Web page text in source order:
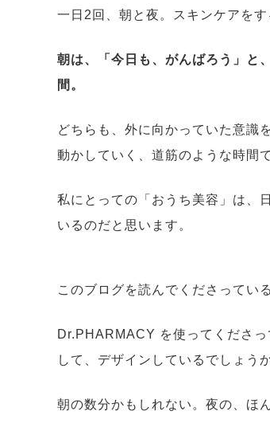
一日2回、朝と夜。スキンケアをす
朝は、「今日も、がんばろう」と
間。
どちらも、外に向かっていた意識
動かしていく、道筋のような時間で
私にとっての「おうち美容」は、
いるのだと思います。
このブログを読んでくださってい
Dr.PHARMACY を使ってくださ
して、デザインしているでしょうか
朝の数分かもしれない。夜の、ほ